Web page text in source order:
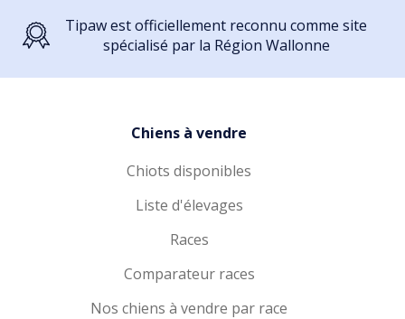
Tipaw est officiellement reconnu comme site
spécialisé par la Région Wallonne
Chiens à vendre
Chiots disponibles
Liste d'élevages
Races
Comparateur races
Nos chiens à vendre par race